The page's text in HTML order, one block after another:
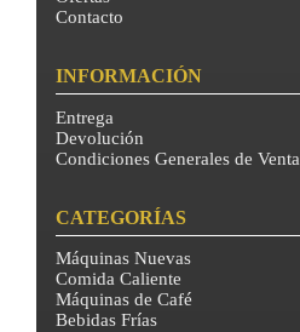
Contacto
INFORMACIÓN
Entrega
Devolución
Condiciones Generales de Venta
CATEGORÍAS
Máquinas Nuevas
Comida Caliente
Máquinas de Café
Bebidas Frías